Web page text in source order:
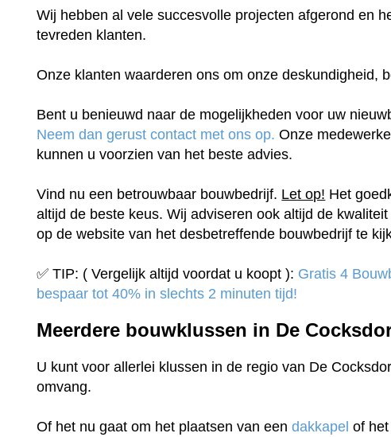
Wij hebben al vele succesvolle projecten afgerond en
tevreden klanten.
Onze klanten waarderen ons om onze deskundigheid,
Bent u benieuwd naar de mogelijkheden voor uw
Neem dan gerust contact met ons op.Onze
kunnen u voorzien van het beste advies.
Vind nu een betrouwbaar bouwbedrijf. Let op! Het
altijd de beste keus. Wij adviseren ook altijd de
op de website van het desbetreffende bouwbedrijf te
✅ TIP: ( Vergelijk altijd voordat u koopt ): Gratis 4
bespaar tot 40% in slechts 2 minuten tijd!
Meerdere bouwklussen in De
U kunt voor allerlei klussen in de regio van De
omvang.
Of het nu gaat om het plaatsen van eendakkapel of